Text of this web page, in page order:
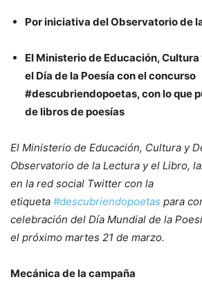
Por iniciativa del Observatorio de
El Ministerio de Educación,
el Día de la Poesía con el concurso
#descubriendopoetas, con lo que
de libros de poesías
El Ministerio de Educación, Cultura y
Observatorio de la Lectura y el Libro,
en la red social Twitter con la
etiqueta #descubriendopoetas para
celebración del Día Mundial de la
el próximo martes 21 de marzo.
Mecánica de la campaña